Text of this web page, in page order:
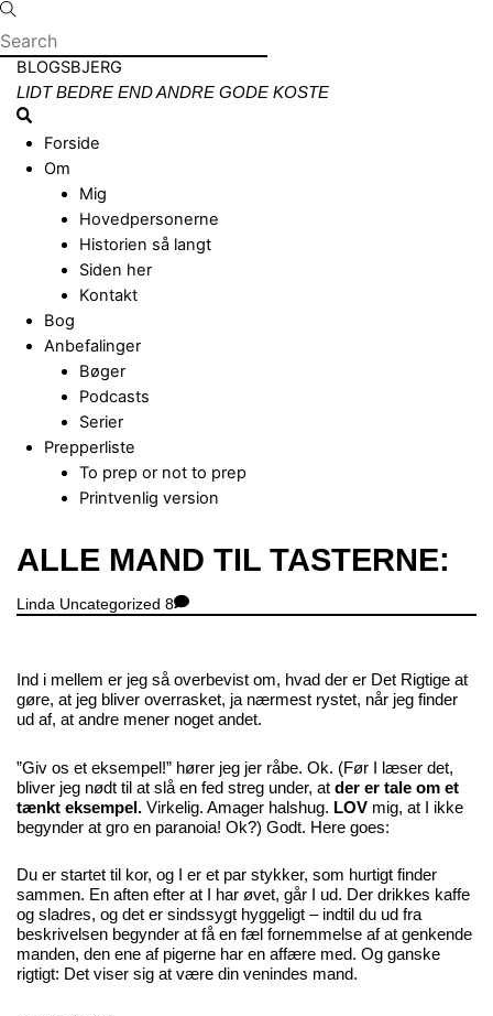
Skip
to
content
Menu
BLOGSBJERG
LIDT BEDRE END ANDRE GODE KOSTE
Search
Forside
Om
Mig
Hovedpersonerne
Historien så langt
Siden her
Kontakt
Bog
Anbefalinger
Bøger
Podcasts
Serier
Prepperliste
To prep or not to prep
Printvenlig version
Close
Menu
ALLE MAND TIL TASTERNE:
Linda Uncategorized 8
Ind i mellem er jeg så overbevist om, hvad der er Det Rigtige at
gøre, at jeg bliver overrasket, ja nærmest rystet, når jeg finder
ud af, at andre mener noget andet.
”Giv os et eksempel!” hører jeg jer råbe. Ok. (Før I læser det,
bliver jeg nødt til at slå en fed streg under, at der er tale om et
tænkt eksempel.Virkelig. Amager halshug. LOVmig, at I ikke
begynder at gro en paranoia! Ok?) Godt. Here goes:
Du er startet til kor, og I er et par stykker, som hurtigt finder
sammen. En aften efter at I har øvet, går I ud. Der drikkes kaffe
og sladres, og det er sindssygt hyggeligt – indtil du ud fra
beskrivelsen begynder at få en fæl fornemmelse af at genkende
manden, den ene af pigerne har en affære med. Og ganske
rigtigt: Det viser sig at være din venindes mand.